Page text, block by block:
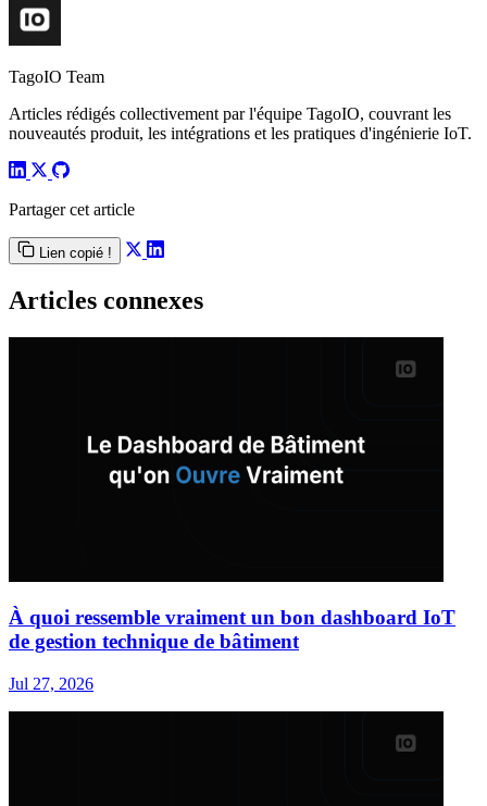
TagoIO Team
Articles rédigés collectivement par l'équipe TagoIO, couvrant les
nouveautés produit, les intégrations et les pratiques d'ingénierie IoT.
Partager cet article
Lien copié !
Articles connexes
À quoi ressemble vraiment un bon dashboard IoT
de gestion technique de bâtiment
Jul 27, 2026